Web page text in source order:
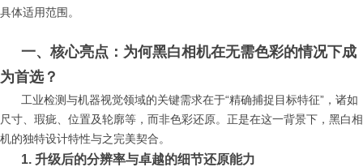
具体适用范围。
一、核心亮点：为何黑白相机在无需色彩的情况下成
为首选？
工业检测与机器视觉领域的关键需求在于“精确捕捉目标特征”，诸如
尺寸、瑕疵、位置及轮廓等，而非色彩还原。正是在这一背景下，黑白相
机的独特设计特性与之完美契合。
1. 升级后的分辨率与卓越的细节还原能力